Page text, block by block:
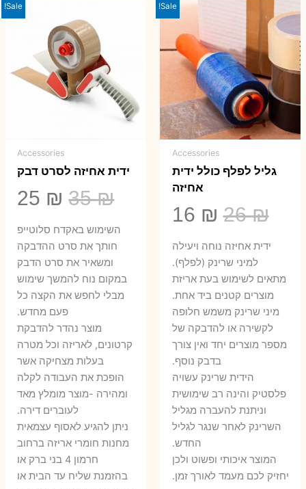
Sale!
Accessories
גליל לפלף כולל ידית
אחיזה
26₪
המחיר
המקורי
היה:
26 ₪.
16 ₪
הנוכחי
ידית אחיזה נוחה ויעילה
למיני שרינק (לפלף).
מתאים לשימוש בעת אריזת
מוצרים קטנים ביד אחת.
​מיני שרינק משמש חלופה
לקשירה או להדבקה של
מספר מוצרים יחד ואין צורך
בדבק נוסף.
הידית שרינק עשויה
פלסטיק והינה רב שימושית
וניתנת להעברה מגליל
השרינק לאחר שנגר לגליל
החדש.
המוצר איכותי ופשוט ולכן
יחזיק לכם מעמד לאורך זמן.
Sale!
Accessories
ידית אחיזה לסרט דבק
35₪
המחיר
המקורי
היה:
35 ₪.
25 ₪
₪.
השימוש באקדח סלוטייפ
חותך את סרט ההדבקה
ומשאיר את סרט הדבק
במקום נוח להמשך שימוש
מבלי לחפש את הקצה כל
פעם מחדש.
מוצר נהדר להדבקת
קרטונים, לאריזה וכל מטרה
בעלות מצחיקה אשר
הופכת את העבודה לקלה
ומהירה -מוצר מומלץ מאד
לעוברים דירה.
ניתן להגיע לאסוף עצמאית
מחנות חומרי אריזה ברחוב
חרמון 4 בני ברק או
בהזמנת שליח עד הבית או